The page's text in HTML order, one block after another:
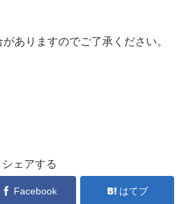
ありますのでご了承ください。
シェアする
Facebook はてブ